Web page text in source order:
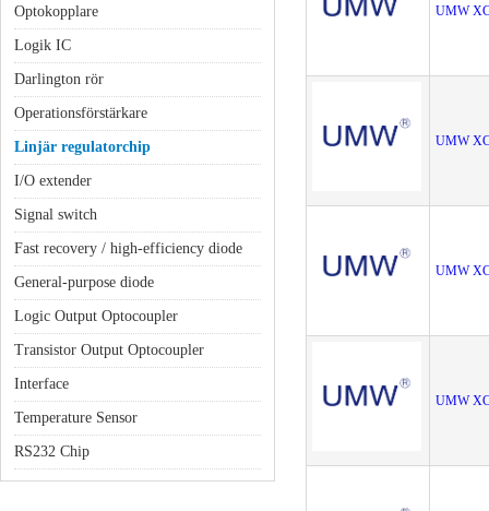
Optokopplare
Logik IC
Darlington rör
Operationsförstärkare
Linjär regulatorchip
I/O extender
Signal switch
Fast recovery / high-efficiency diode
General-purpose diode
Logic Output Optocoupler
Transistor Output Optocoupler
Interface
Temperature Sensor
RS232 Chip
UMW
UMW
UMW
UMW